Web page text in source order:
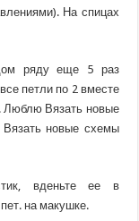
На спицах
ряду еще 5 раз
петли по 2 вместе
Люблю Вязать новые
новые схемы
вденьте ее в
на макушке.